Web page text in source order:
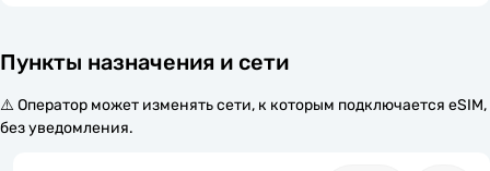
Пункты назначения и сети
⚠️ Оператор может изменять сети, к которым подключается eSIM,
без уведомления.